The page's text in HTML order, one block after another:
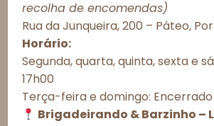
Consentimento de
Para proporcionar as melhores experiências,
como cookies para armazenar e/ou acessar
processar dados como comportamento de
neste site. A não autorização ou a retirada do
afetar negativamente determinados recursos e
Esgotado
Observações do cliente:
recolha de encomendas)
Rua da Junqueira, 200 – Páteo,
Horário:
Segunda, quarta, quinta, sexta e
17h00
Terça-feira e domingo: Encerrado
Brigadeirando & Barzinho –